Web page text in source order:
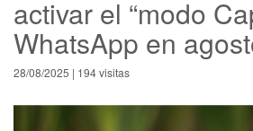
activar el “modo
WhatsApp en
28/08/2025 | 194 visitas